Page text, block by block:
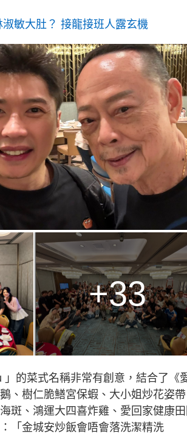
敏大肚？ 接龍接班人露玄機
+33
的菜式名稱非常有創意，結合了《
、樹仁脆鱔宮保蝦、大小姐炒花姿帶
斑、鴻運大四喜炸雞、愛回家健康田
「金城安炒飯會唔會落洗潔精洗